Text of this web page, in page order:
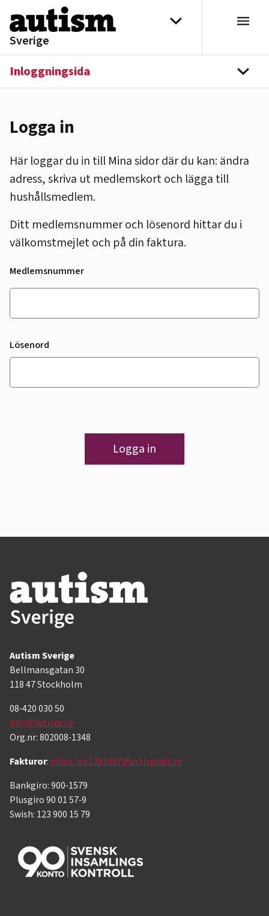
Hoppa till innehåll
Sverige
Välj distrikt
Inloggningsida
Logga in
Här loggar du in till Mina sidor där du kan: ändra
adress, skriva ut medlemskort och lägga till
hushållsmedlem.
Ditt medlemsnummer och lösenord hittar du i
välkomstmejlet och på din faktura.
Medlemsnummer
Lösenord
Logga in
Autism Sverige
Bellmansgatan 30
118 47 Stockholm
08-420 030 50
info@autism.se
Org.nr: 802008-1348
Fakturor: inbox.lev.1281697@arkivplats.se
Bankgiro: 900-1579
Plusgiro 90 01 57-9
Swish: 123 900 15 79